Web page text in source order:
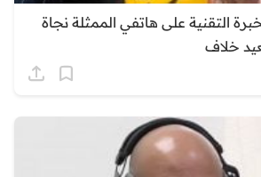
التقنية على هاتفي الممثلة نجاة
خلاف